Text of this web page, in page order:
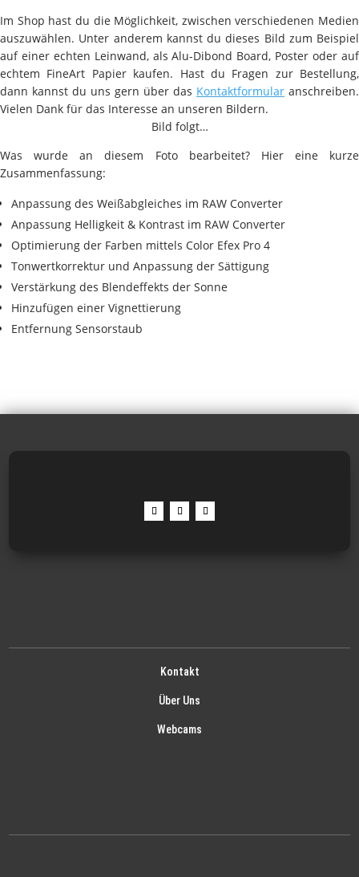
Im Shop hast du die Möglichkeit, zwischen verschiedenen Medien
auszuwählen. Unter anderem kannst du dieses Bild zum Beispiel
auf einer echten Leinwand, als Alu-Dibond Board, Poster oder auf
echtem FineArt Papier kaufen. Hast du Fragen zur Bestellung,
dann kannst du uns gern über das Kontaktformular anschreiben.
Vielen Dank für das Interesse an unseren Bildern.
Bild folgt…
Was wurde an diesem Foto bearbeitet? Hier eine kurze
Zusammenfassung:
Anpassung des Weißabgleiches im RAW Converter
Anpassung Helligkeit & Kontrast im RAW Converter
Optimierung der Farben mittels Color Efex Pro 4
Tonwertkorrektur und Anpassung der Sättigung
Verstärkung des Blendeffekts der Sonne
Hinzufügen einer Vignettierung
Entfernung Sensorstaub
Kontakt
Über Uns
Webcams